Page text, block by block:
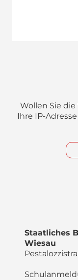
Wollen Sie die
Ihre IP-
Staatliches
Wiesau